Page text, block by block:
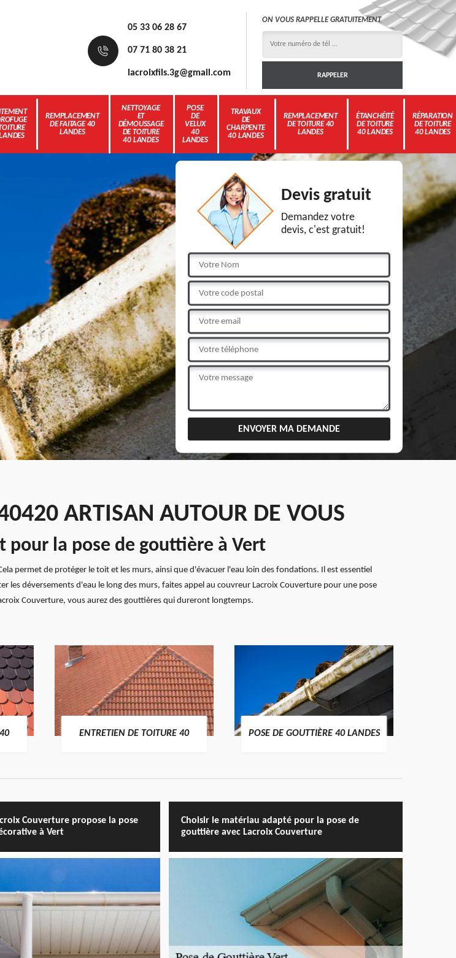
05 33 06 28 67
07 71 80 38 21
lacroixfils.3g@gmail.com
ON VOUS RAPPELLE GRATUITEMENT
REMPLACEMENT
DE FAITAGE 40
LANDES
NETTOYAGE
ET
DÉMOUSSAGE
DE TOITURE
40 LANDES
POSE
DE
VELUX
40
LANDES
TRAVAUX
DE
CHARPENTE
40 LANDES
REMPLACEMENT
DE TOITURE 40
LANDES
ÉTANCHÉITÉ
DE TOITURE
40 LANDES
RÉPARATION
DE TOITURE
40 LANDES
Devis gratuit
Demandez votre
devis, c'est gratuit!
ARTISAN AUTOUR DE VOUS
pour la pose de gouttière à Vert
permet de protéger le toit et les murs, ainsi que d'évacuer l'eau loin des fondations. Il est essentiel
les déversements d'eau le long des murs, faites appel au couvreur Lacroix Couverture pour une pose
Couverture, vous aurez des gouttières qui dureront longtemps.
ENTRETIEN DE TOITURE 40 POSE DE GOUTTIÈRE 40 LANDES
Couverture propose la pose
à Vert
Choisir le matériau adapté pour la pose de
gouttière avec Lacroix Couverture